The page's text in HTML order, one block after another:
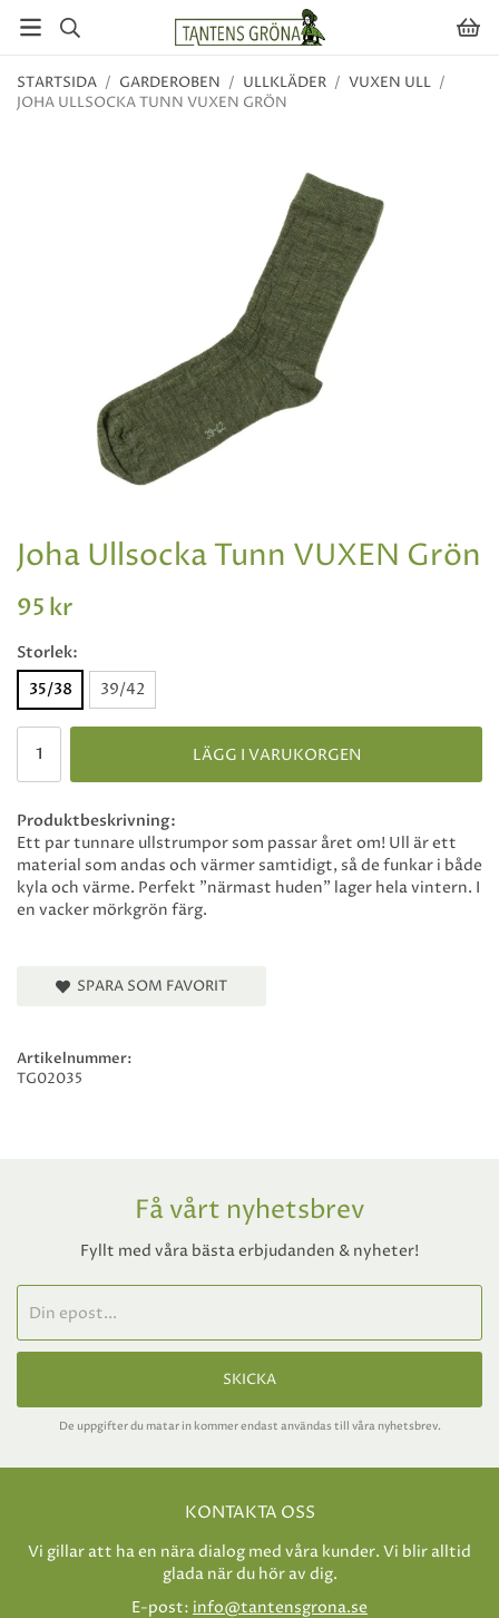
STARTSIDA / GARDEROBEN / ULLKLÄDER / VUXEN ULL /
JOHA ULLSOCKA TUNN VUXEN GRÖN
Joha Ullsocka Tunn VUXEN Grön
95 kr
Storlek:
35/38
39/42
LÄGG I VARUKORGEN
Produktbeskrivning:
Ett par tunnare ullstrumpor som passar året om! Ull är ett
material som andas och värmer samtidigt, så de funkar i både
kyla och värme. Perfekt "närmast huden" lager hela vintern. I
en vacker mörkgrön färg.
SPARA SOM FAVORIT
Artikelnummer:
TG02035
Få vårt nyhetsbrev
Fyllt med våra bästa erbjudanden & nyheter!
SKICKA
De uppgifter du matar in kommer endast användas till våra nyhetsbrev.
KONTAKTA OSS
Vi gillar att ha en nära dialog med våra kunder. Vi blir alltid
glada när du hör av dig.
E-post: info@tantensgrona.se